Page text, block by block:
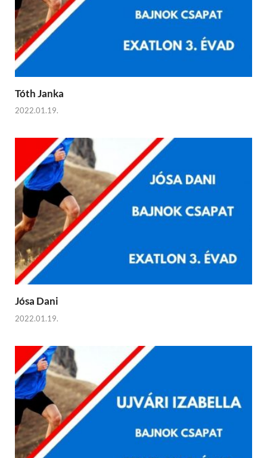
Tóth Janka
2022.01.19.
Jósa Dani
2022.01.19.